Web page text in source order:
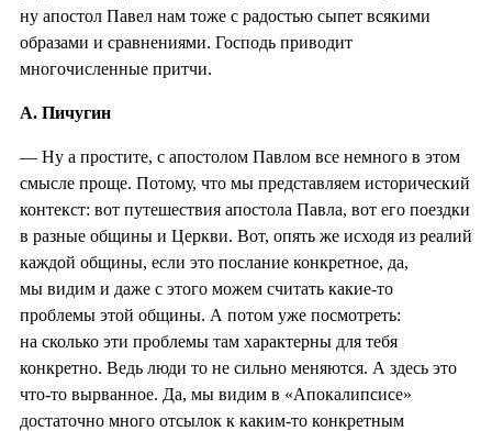
ну апостол Павел нам тоже с радостью сыпет всякими
образами и сравнениями. Господь приводит
многочисленные притчи.
А. Пичугин
— Ну а простите, с апостолом Павлом все немного в этом
смысле проще. Потому, что мы представляем исторический
контекст: вот путешествия апостола Павла, вот его поездки
в разные общины и Церкви. Вот, опять же исходя из реалий
каждой общины, если это послание конкретное, да,
мы видим и даже с этого можем считать какие-то
проблемы этой общины. А потом уже посмотреть:
на сколько эти проблемы там характерны для тебя
конкретно. Ведь люди то не сильно меняются. А здесь это
что-то вырванное. Да, мы видим в «Апокалипсисе»
достаточно много отсылок к каким-то конкретным